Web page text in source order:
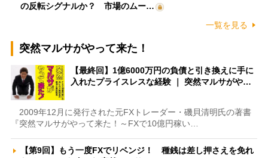
の反転シグナルか？ 市場のムー…
一覧を見る
突然マルサがやって来た！
【最終回】1億6000万円の負債と引き換えに手に
入れたプライスレスな経験 ｜ 突然マルサがや…
2009年12月に発行された元FXトレーダー・磯貝清明氏の著書
『突然マルサがやって来た！～FXで10億円稼い…
【第9回】もう一度FXでリベンジ！ 種銭は差し押さえを免れ